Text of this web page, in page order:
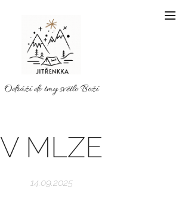
Odráží do tmy světlo Boží
V MLZE
14.09.2025